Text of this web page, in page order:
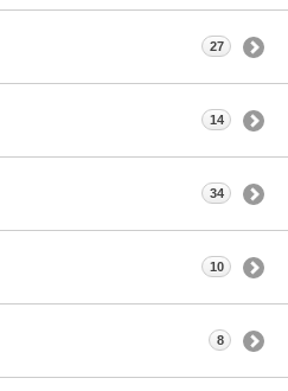
27
14
34
10
8